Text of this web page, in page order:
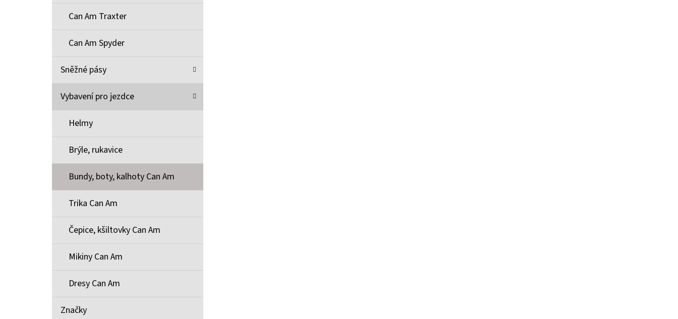
Can Am Traxter
Can Am Spyder
Sněžné pásy
Vybavení pro jezdce
Helmy
Brýle, rukavice
Bundy, boty, kalhoty Can Am
Trika Can Am
Čepice, kšiltovky Can Am
Mikiny Can Am
Dresy Can Am
Značky